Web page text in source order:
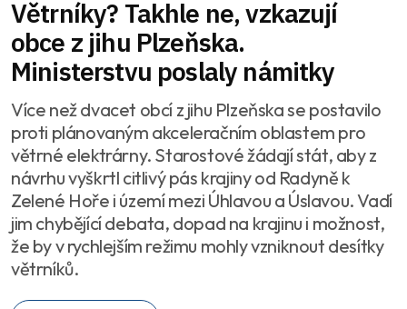
Větrníky? Takhle ne, vzkazují
obce z jihu Plzeňska.
Ministerstvu poslaly námitky
Více než dvacet obcí z jihu Plzeňska se postavilo
proti plánovaným akceleračním oblastem pro
větrné elektrárny. Starostové žádají stát, aby z
návrhu vyškrtl citlivý pás krajiny od Radyně k
Zelené Hoře i území mezi Úhlavou a Úslavou. Vadí
jim chybějící debata, dopad na krajinu i možnost,
že by v rychlejším režimu mohly vzniknout desítky
větrníků.